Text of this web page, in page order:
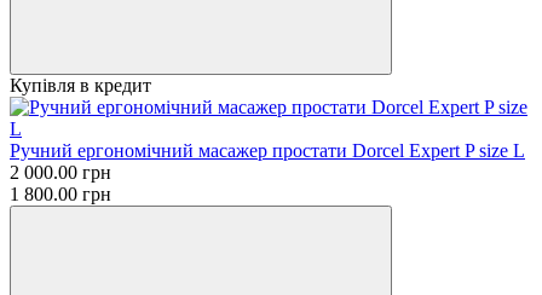
Купівля в кредит
Ручний ергономічний масажер простати Dorcel Expert P size L
2 000.00 грн
1 800.00 грн